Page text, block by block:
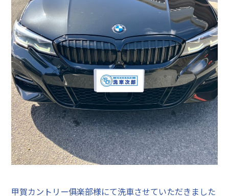
甲賀カントリー俱楽部様にて洗車させていただきました